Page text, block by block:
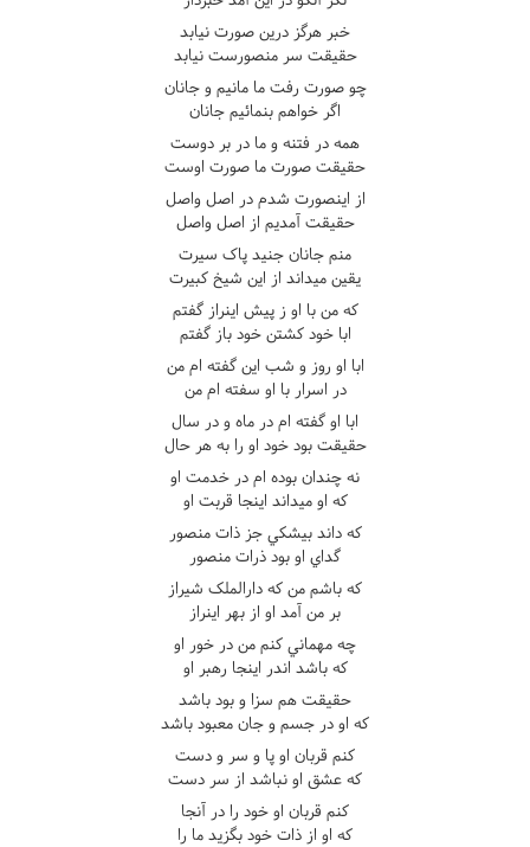
خبر هرگز درين صورت نيابد
حقيقت سر منصورست نيابد
چو صورت رفت ما مانيم و جانان
اگر خواهم بنمائيم جانان
همه در فتنه و ما در بر دوست
حقيقت صورت ما صورت اوست
از اينصورت شدم در اصل واصل
حقيقت آمديم از اصل واصل
منم جانان جنيد پاک سيرت
يقين ميداند از اين شيخ کبيرت
که من با او ز پيش اينراز گفتم
ابا خود کشتن خود باز گفتم
ابا او روز و شب اين گفته ام من
در اسرار با او سفته ام من
ابا او گفته ام در ماه و در سال
حقيقت بود خود او را به هر حال
نه چندان بوده ام در خدمت او
که او ميداند اينجا قربت او
که داند بيشکي جز ذات منصور
گداي او بود ذرات منصور
که باشم من که دارالملک شيراز
بر من آمد او از بهر اينراز
چه مهماني کنم من در خور او
که باشد اندر اينجا رهبر او
حقيقت هم سزا و بود باشد
که او در جسم و جان معبود باشد
کنم قربان او پا و سر و دست
که عشق او نباشد از سر دست
کنم قربان او خود را در آنجا
که او از ذات خود بگزيد ما را